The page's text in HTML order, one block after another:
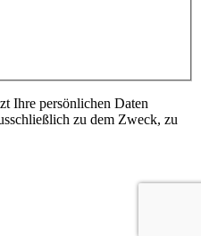
Ihre persönlichen Daten
zu dem Zweck, zu